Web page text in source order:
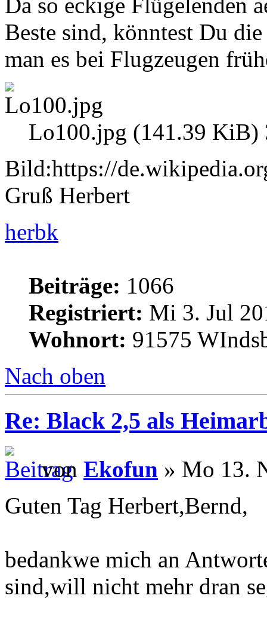
Da so eckige Flügelenden
Beste sind, könntest Du
man es bei Flugzeugen
Lo100.jpg (141.39 KiB)
Bild:https://
Gruß Herbert
herbk
Beiträge: 1066
Registriert: Mi 3. Jul
Wohnort: 91575
Nach oben
Re: Black 2,5 als
von Ekofun » Mo 13.
Guten Tag Herbert,Bernd,
bedankwe mich an
sind,will nicht mehr dran